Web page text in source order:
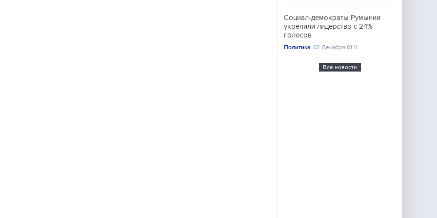
Социал-демократы Румынии
укрепили лидерство с 24%
голосов
Политика 02 Декабря 01:11
Все новости